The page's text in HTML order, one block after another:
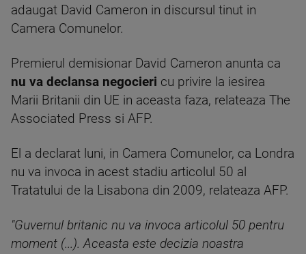
adaugat David Cameron in discursul tinut in
Camera Comunelor.
Premierul demisionar David Cameron anunta ca
nu va declansa negocieri cu privire la iesirea
Marii Britanii din UE in aceasta faza, relateaza The
Associated Press si AFP.
El a declarat luni, in Camera Comunelor, ca Londra
nu va invoca in acest stadiu articolul 50 al
Tratatului de la Lisabona din 2009, relateaza AFP.
"Guvernul britanic nu va invoca articolul 50 pentru
moment (...). Aceasta este decizia noastra